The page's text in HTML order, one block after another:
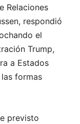
Relaciones
respondió
el
Trump,
a Estados
formas
previsto